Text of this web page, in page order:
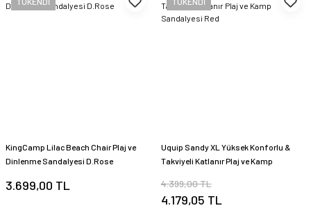
KingCamp Lilac Beach Chair Plaj ve
Dinlenme Sandalyesi D.Rose
3.699,00 TL
Uquip Sandy XL Yüksek Konforlu &
Takviyeli Katlanır Plaj ve Kamp
4.399,00 TL
4.179,05 TL